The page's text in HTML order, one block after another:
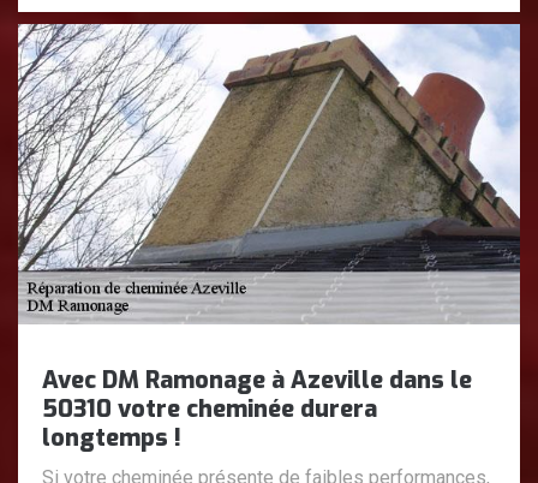
Avec DM Ramonage à Azeville dans le
50310 votre cheminée durera
longtemps !
Si votre cheminée présente de faibles performances,